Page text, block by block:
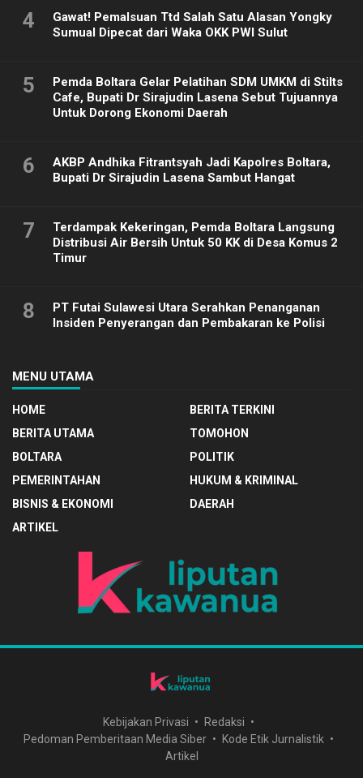
4
Gawat! Pemalsuan Ttd Salah Satu Alasan Yongky
Sumual Dipecat dari Waka OKK PWI Sulut
5
Pemda Boltara Gelar Pelatihan SDM UMKM di Stilts
Cafe, Bupati Dr Sirajudin Lasena Sebut Tujuannya
Untuk Dorong Ekonomi Daerah
6
AKBP Andhika Fitrantsyah Jadi Kapolres Boltara,
Bupati Dr Sirajudin Lasena Sambut Hangat
7
Terdampak Kekeringan, Pemda Boltara Langsung
Distribusi Air Bersih Untuk 50 KK di Desa Komus 2
Timur
8
PT Futai Sulawesi Utara Serahkan Penanganan
Insiden Penyerangan dan Pembakaran ke Polisi
MENU UTAMA
HOME
BERITA TERKINI
BERITA UTAMA
TOMOHON
BOLTARA
POLITIK
PEMERINTAHAN
HUKUM & KRIMINAL
BISNIS & EKONOMI
DAERAH
ARTIKEL
Kebijakan Privasi
Redaksi
Pedoman Pemberitaan Media Siber
Kode Etik Jurnalistik
Artikel